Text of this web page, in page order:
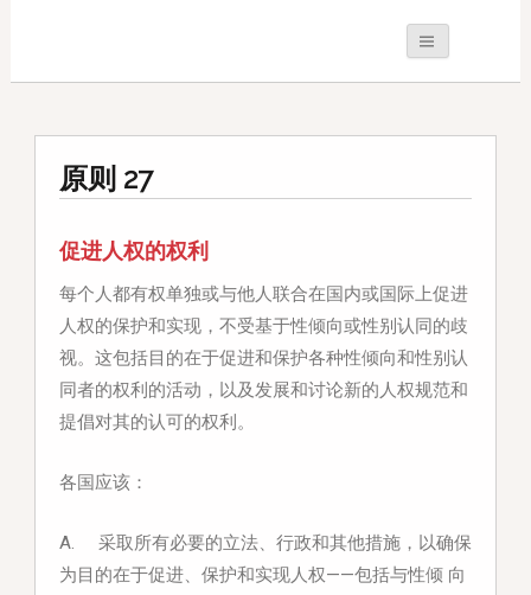
原则 27
促进人权的权利
每个人都有权单独或与他人联合在国内或国际上促进
人权的保护和实现，不受基于性倾向或性别认同的歧
视。这包括目的在于促进和保护各种性倾向和性别认
同者的权利的活动，以及发展和讨论新的人权规范和
提倡对其的认可的权利。
各国应该：
A. 采取所有必要的立法、行政和其他措施，以确保
为目的在于促进、保护和实现人权——包括与性倾 向